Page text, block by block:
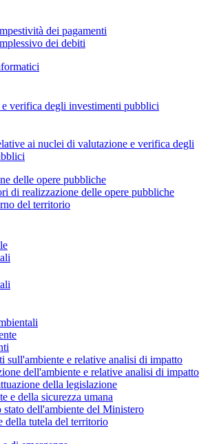
dei pagamenti
dei debiti
verifica degli investimenti pubblici
ai nuclei di valutazione e verifica degli
delle opere pubbliche
di realizzazione delle opere pubbliche
del territorio
sull'ambiente e relative analisi di impatto
dell'ambiente e relative analisi di impatto
della legislazione
e della sicurezza umana
stato dell'ambiente del Ministero
della tutela del territorio